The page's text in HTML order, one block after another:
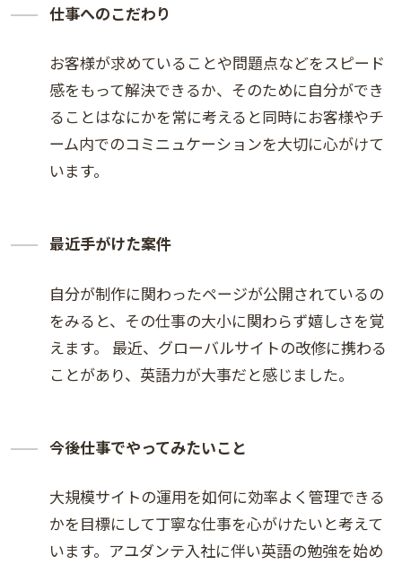
仕事へのこだわり
お客様が求めていることや問題点などをスピード
感をもって解決できるか、そのために自分ができ
ることはなにかを常に考えると同時にお客様やチ
ーム内でのコミニュケーションを大切に心がけて
います。
最近手がけた案件
自分が制作に関わったページが公開されているの
をみると、その仕事の大小に関わらず嬉しさを覚
えます。 最近、グローバルサイトの改修に携わる
ことがあり、英語力が大事だと感じました。
今後仕事でやってみたいこと
大規模サイトの運用を如何に効率よく管理できる
かを目標にして丁寧な仕事を心がけたいと考えて
います。アユダンテ入社に伴い英語の勉強を始め